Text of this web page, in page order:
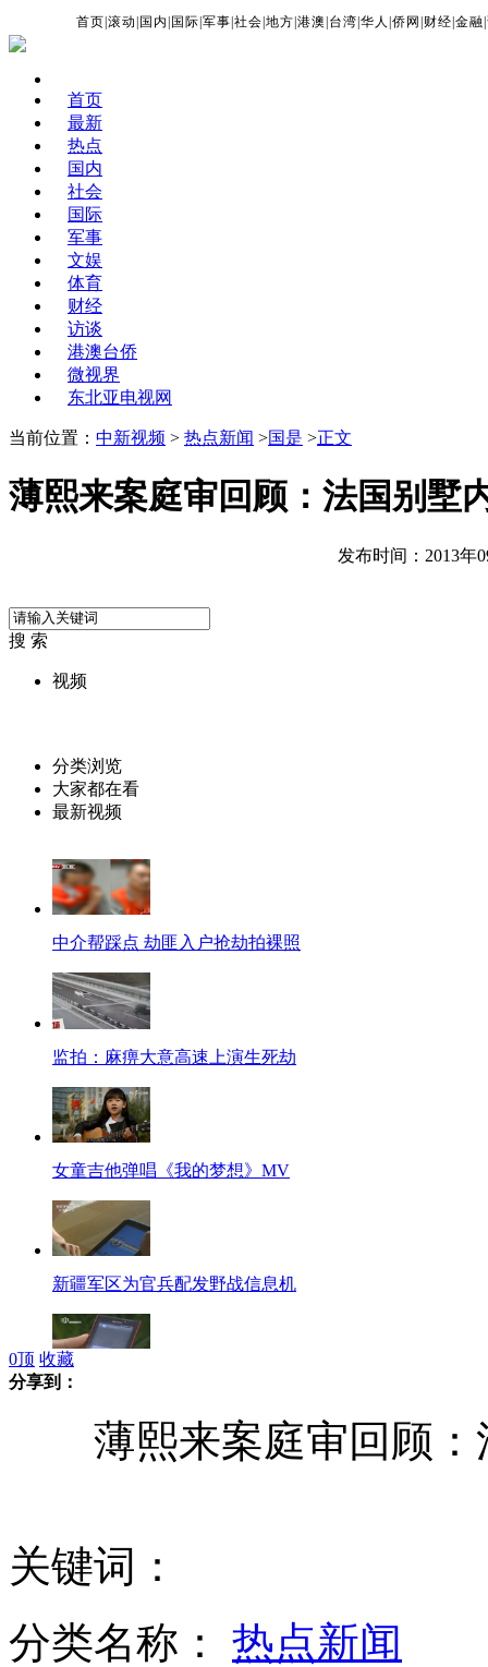
首页 |滚动 国内 国际 |军事 |社会 |地方 |港澳 台湾 |华人 |侨网 财经 |金融 |
首页
最新
热点
国内
社会
国际
军事
文娱
体育
财经
访谈
港澳台侨
微视界
东北亚电视网
当前位置： 中新视频 > 热点新闻 >国是 >正文
薄熙来案庭审回顾：法国别墅
发布时间：2013年
搜 索
视频
分类浏览
大家都在看
最新视频
中介帮踩点 劫匪入户抢劫拍裸照
监拍：麻痹大意高速上演生死劫
女童吉他弹唱《我的梦想》MV
新疆军区为官兵配发野战信息机
警惕银行卡密码器“过期”的短信诈骗
台湾色情业竟有身价鉴定师 号称黄金姐
0顶 收藏
分享到：
薄熙来案庭审回顾：
关键词：
分类名称： 热点新闻